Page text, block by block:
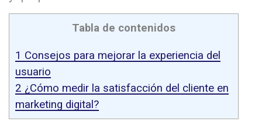
Tabla de contenidos
1 Consejos para mejorar la experiencia del
usuario
2 ¿Cómo medir la satisfacción del cliente en
marketing digital?